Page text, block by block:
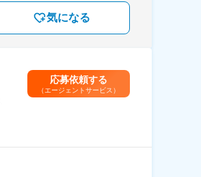
気になる
応募依頼する
（エージェントサービス）